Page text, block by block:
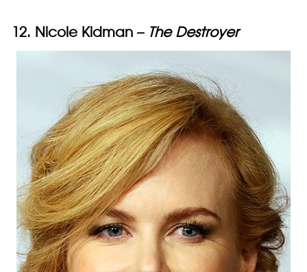
12. Nicole Kidman – The Destroyer